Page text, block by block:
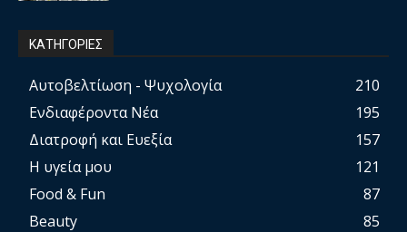
ΚΑΤΗΓΟΡΙΕΣ
Αυτοβελτίωση - Ψυχολογία
210
Ενδιαφέροντα Νέα
195
Διατροφή και Ευεξία
157
Η υγεία μου
121
Food & Fun
87
Beauty
85